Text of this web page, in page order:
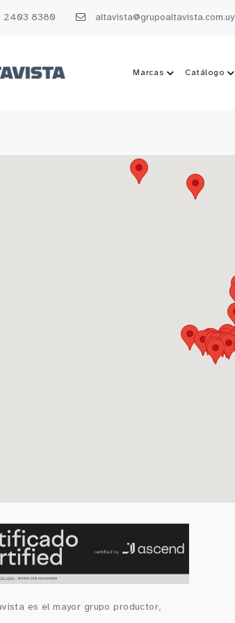
2403 8380 altavista@grupoaltavista.com.uy
Marcas Catálogo
es el mayor grupo productor,